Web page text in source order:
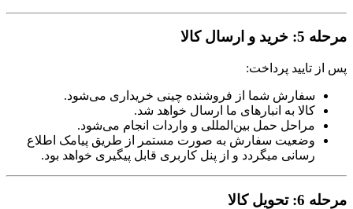
مرحله 5: خرید و ارسال کالا
پس از تایید پرداخت:
سفارش شما از فروشنده چینی خریداری می‌شود.
کالا به انبارهای ما ارسال خواهد شد.
مراحل حمل بین‌المللی و واردات انجام می‌شود.
وضعیت سفارش به صورت مستمر از طریق پیامک اطلاع
رسانی میگردد و از پنل کاربری قابل پیگیری خواهد بود.
مرحله 6: تحویل کالا